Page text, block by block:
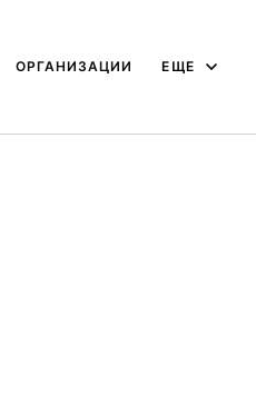
ОРГАНИЗАЦИИ ЕЩЕ